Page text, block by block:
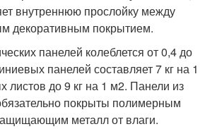
внутреннюю прослойку между
декоративным покрытием.
панелей колеблется от 0,4 до
панелей составляет 7 кг на 1
листов до 9 кг на 1 м2. Панели из
покрыты полимерным
металл от влаги.